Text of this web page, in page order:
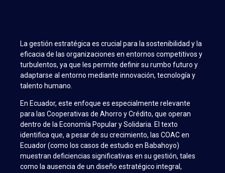
La gestión estratégica es crucial para la sostenibilidad y la
eficacia de las organizaciones en entornos competitivos y
turbulentos, ya que les permite definir su rumbo futuro y
adaptarse al entorno mediante innovación, tecnología y
talento humano.
En Ecuador, este enfoque es especialmente relevante
para las Cooperativas de Ahorro y Crédito, que operan
dentro de la Economía Popular y Solidaria. El texto
identifica que, a pesar de su crecimiento, las COAC en
Ecuador (como los casos de estudio en Babahoyo)
muestran deficiencias significativas en su gestión, tales
como la ausencia de un diseño estratégico integral,